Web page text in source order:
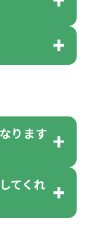
場合
個でも
をされる
ぜ」な
ります。
位で前
ては商
べるよう
した場
、制作
認・ご検
ります
損、故
ります
計算方法
てくれ